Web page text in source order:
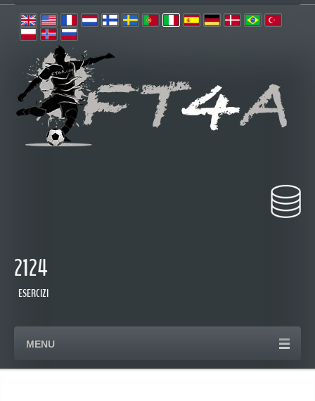
2124
ESERCIZI
MENU